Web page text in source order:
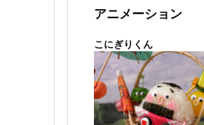
ー
アニメーション
こにぎりくん